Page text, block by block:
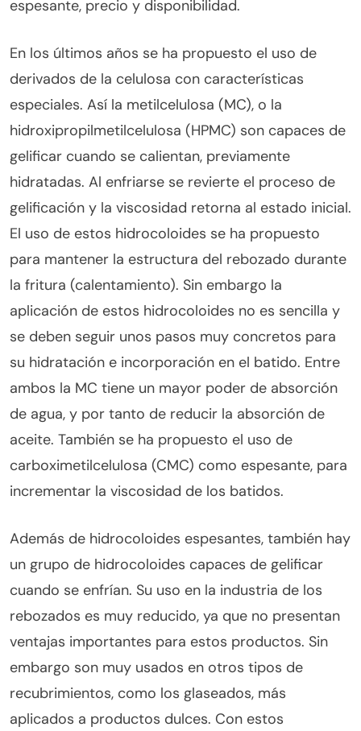
espesante, precio y disponibilidad.
En los últimos años se ha propuesto el uso de
derivados de la celulosa con características
especiales. Así la metilcelulosa (MC), o la
hidroxipropilmetilcelulosa (HPMC) son capaces de
gelificar cuando se calientan, previamente
hidratadas. Al enfriarse se revierte el proceso de
gelificación y la viscosidad retorna al estado inicial.
El uso de estos hidrocoloides se ha propuesto
para mantener la estructura del rebozado durante
la fritura (calentamiento). Sin embargo la
aplicación de estos hidrocoloides no es sencilla y
se deben seguir unos pasos muy concretos para
su hidratación e incorporación en el batido. Entre
ambos la MC tiene un mayor poder de absorción
de agua, y por tanto de reducir la absorción de
aceite. También se ha propuesto el uso de
carboximetilcelulosa (CMC) como espesante, para
incrementar la viscosidad de los batidos.
Además de hidrocoloides espesantes, también hay
un grupo de hidrocoloides capaces de gelificar
cuando se enfrían. Su uso en la industria de los
rebozados es muy reducido, ya que no presentan
ventajas importantes para estos productos. Sin
embargo son muy usados en otros tipos de
recubrimientos, como los glaseados, más
aplicados a productos dulces. Con estos